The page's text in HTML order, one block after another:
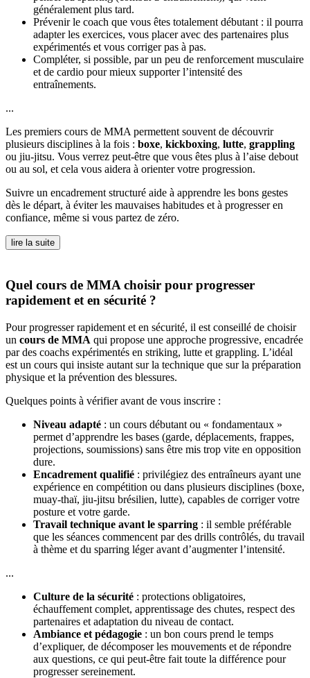
généralement plus tard.
Prévenir le coach que vous êtes totalement débutant : il pourra
adapter les exercices, vous placer avec des partenaires plus
expérimentés et vous corriger pas à pas.
Compléter, si possible, par un peu de renforcement musculaire
et de cardio pour mieux supporter l’intensité des
entraînements.
...
Les premiers cours de MMA permettent souvent de découvrir
plusieurs disciplines à la fois : boxe, kickboxing, lutte, grappling
ou jiu-jitsu. Vous verrez peut-être que vous êtes plus à l’aise debout
ou au sol, et cela vous aidera à orienter votre progression.
Suivre un encadrement structuré aide à apprendre les bons gestes
dès le départ, à éviter les mauvaises habitudes et à progresser en
confiance, même si vous partez de zéro.
lire la suite
Quel cours de MMA choisir pour progresser
rapidement et en sécurité ?
Pour progresser rapidement et en sécurité, il est conseillé de choisir
un cours de MMA qui propose une approche progressive, encadrée
par des coachs expérimentés en striking, lutte et grappling. L’idéal
est un cours qui insiste autant sur la technique que sur la préparation
physique et la prévention des blessures.
Quelques points à vérifier avant de vous inscrire :
Niveau adapté : un cours débutant ou « fondamentaux »
permet d’apprendre les bases (garde, déplacements, frappes,
projections, soumissions) sans être mis trop vite en opposition
dure.
Encadrement qualifié : privilégiez des entraîneurs ayant une
expérience en compétition ou dans plusieurs disciplines (boxe,
muay-thaï, jiu-jitsu brésilien, lutte), capables de corriger votre
posture et votre garde.
Travail technique avant le sparring : il semble préférable
que les séances commencent par des drills contrôlés, du travail
à thème et du sparring léger avant d’augmenter l’intensité.
...
Culture de la sécurité : protections obligatoires,
échauffement complet, apprentissage des chutes, respect des
partenaires et adaptation du niveau de contact.
Ambiance et pédagogie : un bon cours prend le temps
d’expliquer, de décomposer les mouvements et de répondre
aux questions, ce qui peut-être fait toute la différence pour
progresser sereinement.